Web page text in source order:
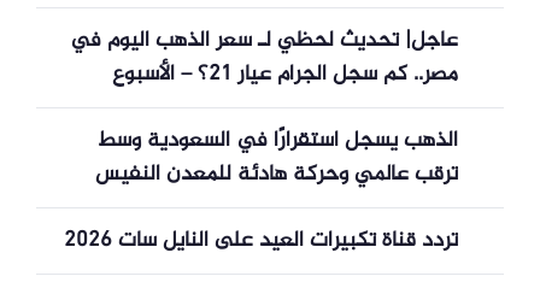
عاجل| تحديث لحظي لـ سعر الذهب اليوم في
مصر.. كم سجل الجرام عيار 21؟ – الأسبوع
الذهب يسجل استقرارًا في السعودية وسط
ترقب عالمي وحركة هادئة للمعدن النفيس
تردد قناة تكبيرات العيد على النايل سات 2026